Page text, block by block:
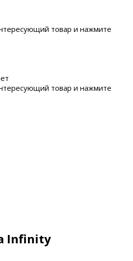
товар и нажмите
товар и нажмите
Infinity